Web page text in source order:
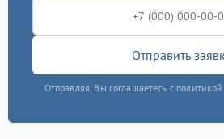
Отправить
Отправляя, Вы соглашаетесь с